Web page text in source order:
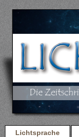
Lichtsprache